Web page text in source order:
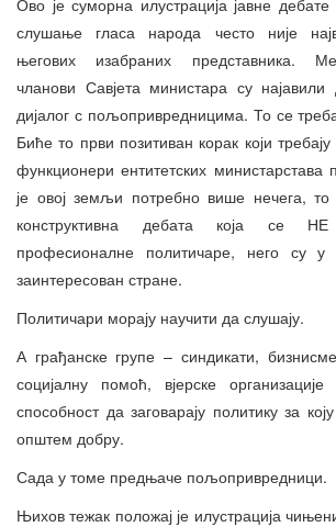
слушање гласа народа често није
његових изабраних представника.
чланови Савјета министара су
дијалог с пољопривредницима. То се
Биће то први позитиван корак који
функционери ентитетских
је овој земљи потребно више нечега,
конструктивна дебата која се
професионалне политичаре, него су
заинтересован стране.
Политичари морају научити да слушају.
А грађанске групе – синдикати,
социјалну помоћ, вјерске
способност да заговарају политику за
општем добру.
Сада у томе предњаче пољопривредници.
Њихов тежак положај је илустрација